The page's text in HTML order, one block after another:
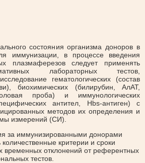
состояния организма доноров в
иммунизации, в процессе введения
плазмаферезов следует применять
лабораторных тестов,
гематологических (состав
биохимических (билирубин, АлАТ,
проба) и иммунологических
антител, Hbs-антиген) с
методов их определения и
измерений (СИ).
за иммунизированными донорами
критерии и сроки
временных отклонений от референтных
тестов.